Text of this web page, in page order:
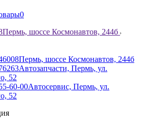
0
Пермь, шоссе Космонавтов, 244б
Пермь, шоссе Космонавтов, 244б
Автозапчасти, Пермь, ул.
52
60-00Автосервис, Пермь, ул.
52